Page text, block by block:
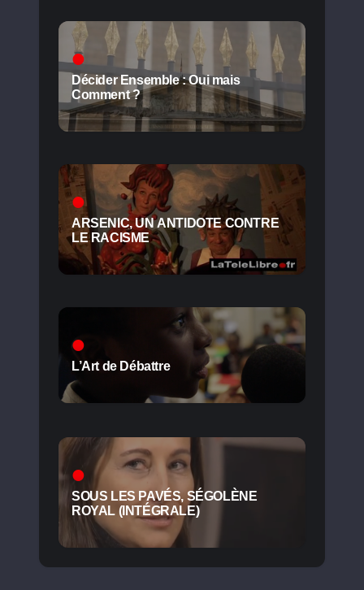
Décider Ensemble : Oui mais
Comment ?
ARSENIC, UN ANTIDOTE CONTRE
LE RACISME
L’Art de Débattre
SOUS LES PAVÉS, SÉGOLÈNE
ROYAL (INTÉGRALE)